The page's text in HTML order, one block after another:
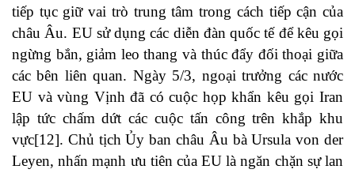
tiếp tục giữ vai trò trung tâm trong cách tiếp cận của
châu Âu. EU sử dụng các diễn đàn quốc tế để kêu gọi
ngừng bắn, giảm leo thang và thúc đẩy đối thoại giữa
các bên liên quan. Ngày 5/3, ngoại trưởng các nước
EU và vùng Vịnh đã có cuộc họp khẩn kêu gọi Iran
lập tức chấm dứt các cuộc tấn công trên khắp khu
vực[12]. Chủ tịch Ủy ban châu Âu bà Ursula von der
Leyen, nhấn mạnh ưu tiên của EU là ngăn chặn sự lan